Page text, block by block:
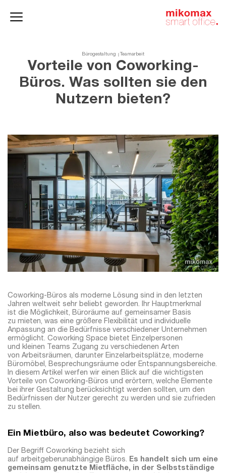
Bürogestaltung Teamarbeit
Vorteile von Coworking-
Büros. Was sollten sie den
Nutzern bieten?
Coworking-Büros als moderne Lösung sind in den letzten
Jahren weltweit sehr beliebt geworden. Ihr Hauptmerkmal
ist die Möglichkeit, Büroräume auf gemeinsamer Basis
zu mieten, was eine größere Flexibilität und individuelle
Anpassung an die Bedürfnisse verschiedener Unternehmen
ermöglicht. Coworking Space bietet Einzelpersonen
und kleinen Teams Zugang zu verschiedenen Arten
von Arbeitsräumen, darunter Einzelarbeitsplätze, moderne
Büromöbel, Besprechungsräume oder Entspannungsbereiche.
In diesem Artikel werfen wir einen Blick auf die wichtigsten
Vorteile von Coworking-Büros und erörtern, welche Elemente
bei ihrer Gestaltung berücksichtigt werden sollten, um den
Bedürfnissen der Nutzer gerecht zu werden und sie zufrieden
zu stellen.
Ein Mietbüro, also was bedeutet Coworking?
Der Begriff Coworking bezieht sich
auf arbeitgeberunabhängige Büros. Es handelt sich um eine
gemeinsam genutzte Mietfläche, in der Selbstständige